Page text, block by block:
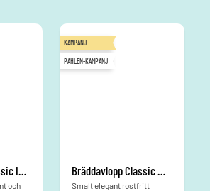
Bräddavlopp Classic Infinity, rostfritt för pool med liner
och
KAMPANJ
PAHLEN-KAMPANJ
Bräddavlopp Classic Wide - Linerpool
Smalt elegant rostfritt